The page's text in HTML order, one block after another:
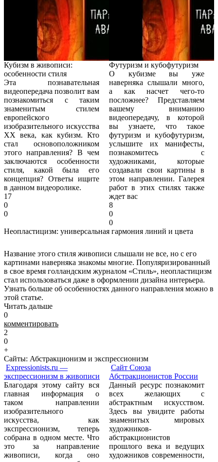
Кубизм в живописи:
особенности стиля
Эта познавательная
видеопередача позволит вам
познакомиться с таким
знаменитым стилем
европейского
изобразительного искусства
XX века, как кубизм. Кто
стал основоположником
этого направления? В чем
заключаются особенности
стиля, какой была его
концепция? Ответы ищите
в данном видеоролике.
17
0
0
Футуризм и кубофутуризм
О кубизме вы уже
наверняка слышали много,
а как насчет чего-то
посложнее? Представляем
вашему вниманию
видеопередачу, в которой
вы узнаете, что такое
футуризм и кубофутуризм,
услышите их манифесты,
познакомитесь с
художниками, которые
создавали свои картины в
этом направлении. Галерея
работ в этих стилях также
ждет вас
8
0
0
Неопластицизм: универсальная гармония линий и цвета
Название этого стиля живописи слышали не все, но с его
картинами наверняка знакомы многие. Популяризированный
в свое время голландским журналом «Стиль», неопластицизм
стал использоваться даже в оформлении дизайна интерьера.
Узнать больше об особенностях данного направления можно в
этой статье.
Читать дальше
0
комментировать
2
0
+
Сайты: Абстракционизм и экспрессионизм
Expressionists.ru —
экспрессионизм в живописи
Благодаря этому сайту вся
главная информация о
таком направлении
изобразительного
искусства, как
экспрессионизм, теперь
собрана в одном месте. Что
это за направление
живописи, когда оно
Сайт Союза
Абстракционистов России
Данный ресурс познакомит
всех желающих с
абстрактным искусством.
Здесь вы увидите работы
знаменитых мировых
художников-
абстракционистов
прошлого века и ведущих
художников современности,